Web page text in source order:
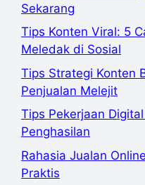
Sekarang
Tips Konten Viral: 5
Meledak di Sosial
Tips Strategi Konten
Penjualan Melejit
Tips Pekerjaan
Penghasilan
Rahasia Jualan
Praktis